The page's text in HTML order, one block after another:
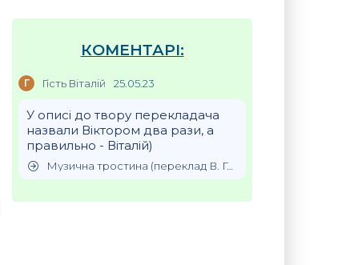
КОМЕНТАРІ:
Г Гість Віталій 25.05.23
У описі до твору перекладача
назвали Віктором два рази, а
правильно - Віталій)
Музична тростина (переклад В. Гречки), Лорка Федеріко Гарсія